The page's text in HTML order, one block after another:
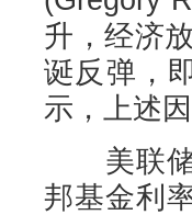
升，经济
诞反弹，
示，上述
美联储
邦基金利